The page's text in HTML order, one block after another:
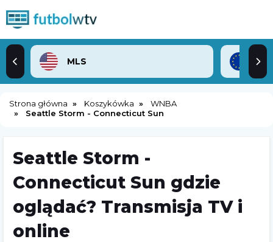
MLS
Strona główna Koszykówka
WNBA
Seattle Storm - Connecticut Sun
Seattle Storm -
Connecticut Sun gdzie
oglądać? Transmisja TV i
online